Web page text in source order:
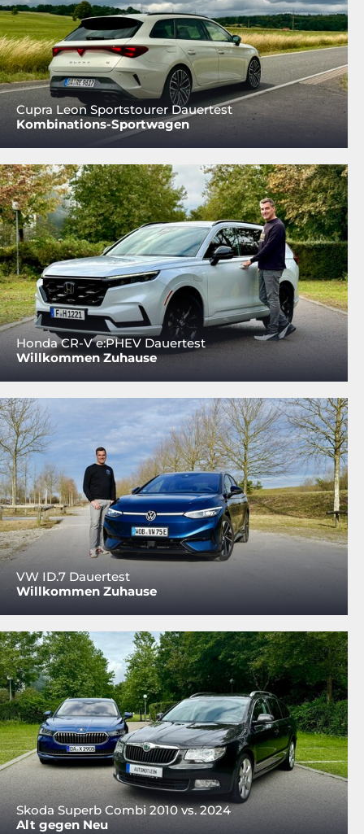
Cupra Leon Sportstourer Dauertest
Kombinations-Sportwagen
Honda CR-V e:PHEV Dauertest
Willkommen Zuhause
VW ID.7 Dauertest
Willkommen Zuhause
Skoda Superb Combi 2010 vs. 2024
Alt gegen Neu